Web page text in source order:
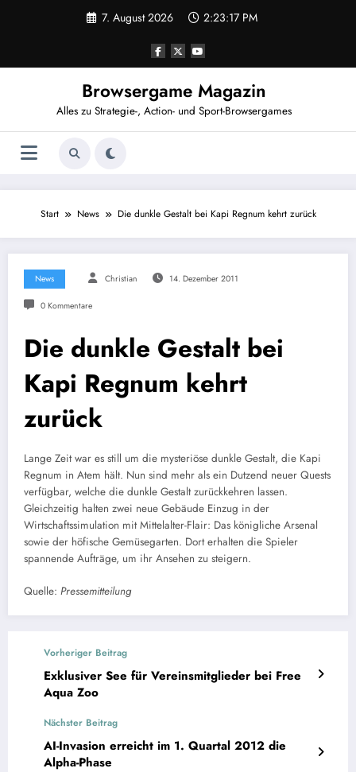
7. August 2026 2:23:17 PM
Browsergame Magazin
Alles zu Strategie-, Action- und Sport-Browsergames
Start News Die dunkle Gestalt bei Kapi Regnum kehrt zurück
News Christian 14. Dezember 2011
0 Kommentare
Die dunkle Gestalt bei
Kapi Regnum kehrt
zurück
Lange Zeit war es still um die mysteriöse dunkle Gestalt, die Kapi
Regnum in Atem hält. Nun sind mehr als ein Dutzend neuer Quests
verfügbar, welche die dunkle Gestalt zurückkehren lassen.
Gleichzeitig halten zwei neue Gebäude Einzug in der
Wirtschaftssimulation mit Mittelalter-Flair: Das königliche Arsenal
sowie der höfische Gemüsegarten. Dort erhalten die Spieler
spannende Aufträge, um ihr Ansehen zu steigern.
Quelle: Pressemitteilung
Vorheriger Beitrag
Exklusiver See für Vereinsmitglieder bei Free
Aqua Zoo
Nächster Beitrag
AI-Invasion erreicht im 1. Quartal 2012 die
Alpha-Phase